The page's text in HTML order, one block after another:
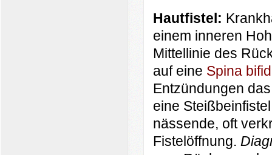
Hautfistel:
einem inneren
Mittellinie des
auf eine Spina
Entzündungen
eine
nässende, oft
Fistelöffnung.